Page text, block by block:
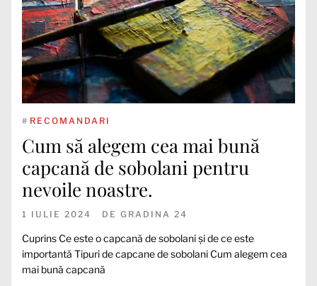
# RECOMANDARI
Cum să alegem cea mai bună
capcană de sobolani pentru
nevoile noastre.
1 IULIE 2024 DE GRADINA 24
Cuprins Ce este o capcană de sobolani și de ce este
importantă Tipuri de capcane de sobolani Cum alegem cea
mai bună capcană